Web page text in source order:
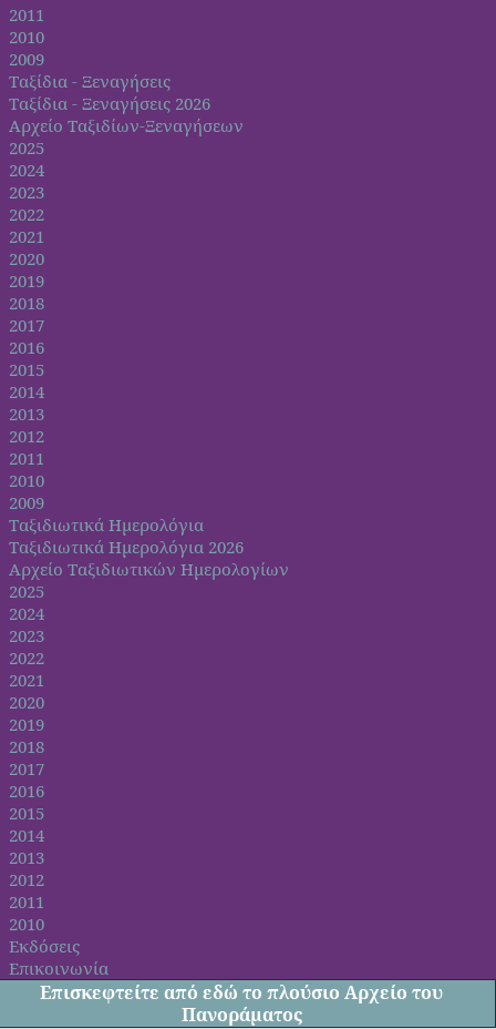
2011
2010
2009
Ταξίδια - Ξεναγήσεις
Ταξίδια - Ξεναγήσεις 2026
Αρχείο Ταξιδίων-Ξεναγήσεων
2025
2024
2023
2022
2021
2020
2019
2018
2017
2016
2015
2014
2013
2012
2011
2010
2009
Ταξιδιωτικά Ημερολόγια
Ταξιδιωτικά Ημερολόγια 2026
Αρχείο Ταξιδιωτικών Ημερολογίων
2025
2024
2023
2022
2021
2020
2019
2018
2017
2016
2015
2014
2013
2012
2011
2010
Εκδόσεις
Επικοινωνία
Επισκεφτείτε από εδώ το πλούσιο Αρχείο του
Πανοράματος